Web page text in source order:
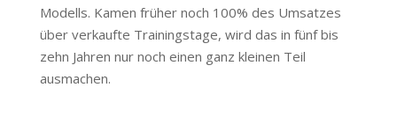
Modells. Kamen früher noch 100% des Umsatzes
über verkaufte Trainingstage, wird das in fünf bis
zehn Jahren nur noch einen ganz kleinen Teil
ausmachen.